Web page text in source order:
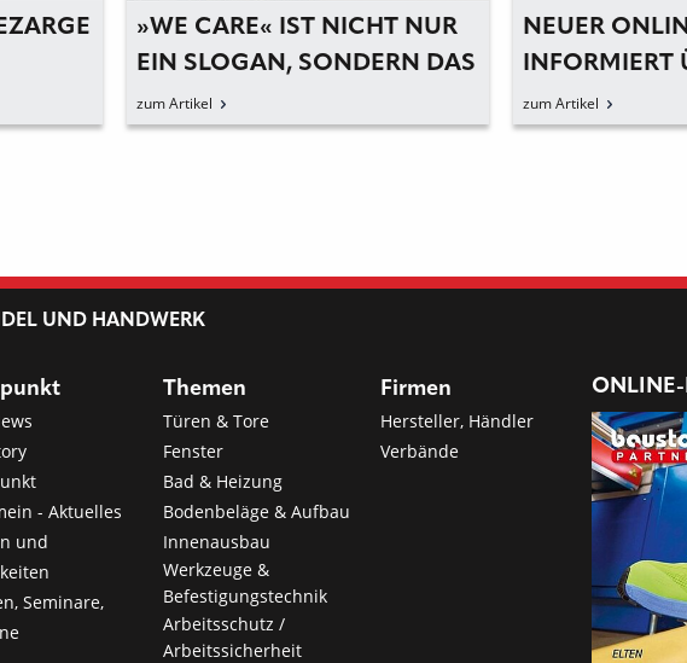
»WE CARE« IST NICHT NUR
EIN SLOGAN, SONDERN DAS
CREDO
zum Artikel
NEUER
INFORMIERT
MODERNES
RECYCLING
zum Artikel
UND HANDWERK
- Aktuelles
und
Seminare,
Themen
Türen & Tore
Fenster
Bad & Heizung
Bodenbeläge & Aufbau
Innenausbau
Werkzeuge &
Befestigungstechnik
Arbeitsschutz /
Arbeitssicherheit
Firmen
Hersteller, Händler
Verbände